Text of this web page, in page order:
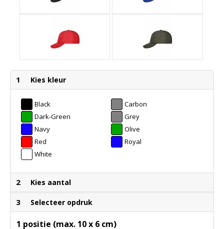
1 Kies kleur
Black
Carbon
Dark-Green
Grey
Navy
Olive
Red
Royal
White
2 Kies aantal
3 Selecteer opdruk
1 positie (max. 10 x 6 cm)